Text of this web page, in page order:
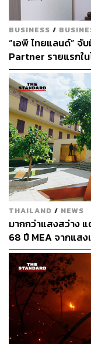
ภาพ: Photo by
อ้างอิง:
https://
59018
https://
als-take-aim-
TAGS: สิ่งแวดล้อม
พลังงานไฟฟ้า
จับตาประชุม
BUSINESS /
“เอพี ไทยแลนด์” จั
Partner รายแรกใ
International พร้
Global
ผลกระทบต่อสิ่งแว
THAILAND / NEWS
มากกว่าแสงสว่าง
68 ปี MEA จากแส
เมือง ผ่าน MEA